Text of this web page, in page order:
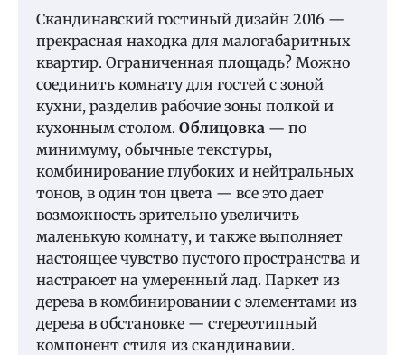
Скандинавский гостиный дизайн 2016 —
прекрасная находка для малогабаритных
квартир. Ограниченная площадь? Можно
соединить комнату для гостей с зоной
кухни, разделив рабочие зоны полкой и
кухонным столом. Облицовка — по
минимуму, обычные текстуры,
комбинирование глубоких и нейтральных
тонов, в один тон цвета — все это дает
возможность зрительно увеличить
маленькую комнату, и также выполняет
настоящее чувство пустого пространства и
настраюет на умеренный лад. Паркет из
дерева в комбинировании с элементами из
дерева в обстановке — стереотипный
компонент стиля из скандинавии.